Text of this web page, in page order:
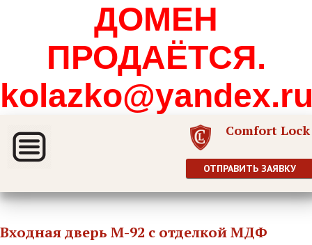
ДОМЕН
ПРОДАЁТСЯ.
Comfort Lock
ОТПРАВИТЬ ЗАЯВКУ
Входная дверь М-92 с отделкой МДФ